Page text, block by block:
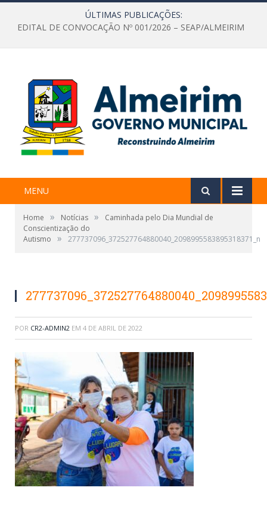
ÚLTIMAS PUBLICAÇÕES:
EDITAL DE CONVOCAÇÃO Nº 001/2026 – SEAP/ALMEIRIM
MENU
Home » Notícias »
Caminhada pelo Dia Mundial de
Conscientização do
Autismo
» 277737096_372527764880040_2098995583895318371_n
POR CR2-ADMIN2 EM 4 DE ABRIL DE 2022